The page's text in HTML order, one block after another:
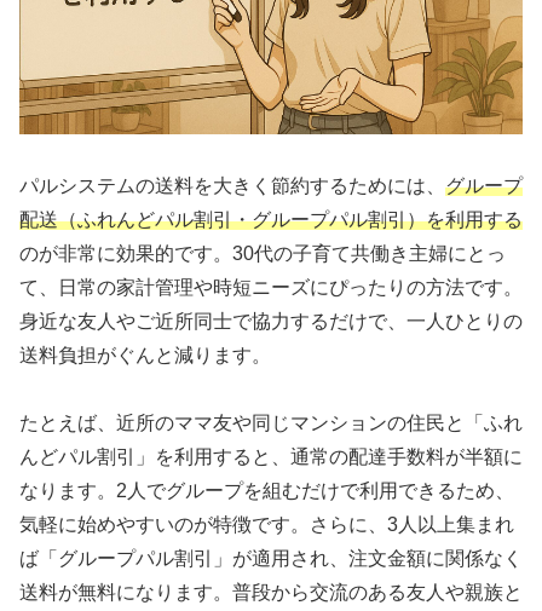
パルシステムの送料を大きく節約するためには、 グループ
配送（ふれんどパル割引・グループパル割引）を利用する
のが非常に効果的です。30代の子育て共働き主婦にとっ
て、日常の家計管理や時短ニーズにぴったりの方法です。
身近な友人やご近所同士で協力するだけで、一人ひとりの
送料負担がぐんと減ります。
たとえば、近所のママ友や同じマンションの住民と「ふれ
んどパル割引」を利用すると、通常の配達手数料が半額に
なります。2人でグループを組むだけで利用できるため、
気軽に始めやすいのが特徴です。さらに、3人以上集まれ
ば「グループパル割引」が適用され、注文金額に関係なく
送料が無料になります。普段から交流のある友人や親族と